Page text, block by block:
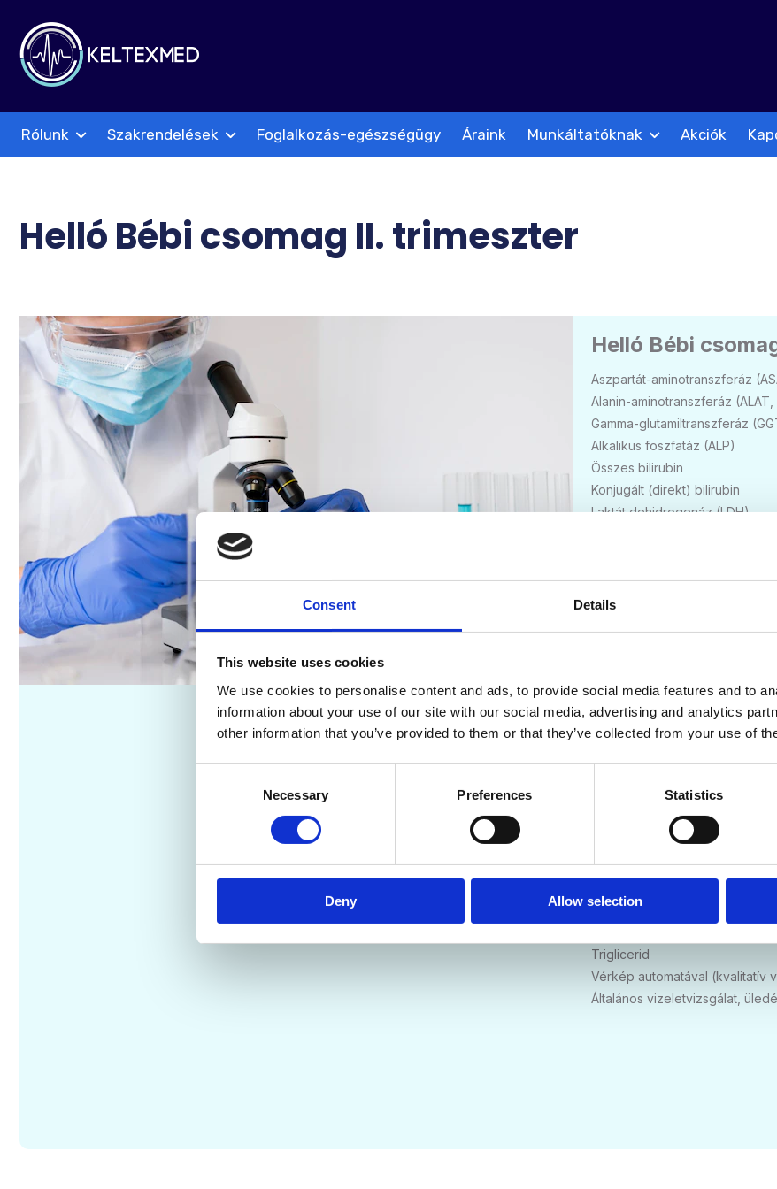
Consent Details
This website uses cookies
We use cookies to personalise content and ads, to provide social media features and to
information about your use of our site with our social media, advertising and analytics
other information that you’ve provided to them or that they’ve collected from your use of
Necessary Preferences Statistics
Deny Allow selection
Rólunk Szakrendelések Foglalkozás-egészségügy Áraink Munkáltatóknak Akciók
Helló Bébi csomag II. trimeszter
Helló Bébi
Aszpartát-aminotranszferáz
Alanin-aminotranszferáz (ALAT,
Gamma-glutamiltranszferáz
Alkalikus foszfatáz (ALP)
Összes bilirubin
Konjugált (direkt) bilirubin
Laktát dehidrogenáz (LDH)
Húgysav
Glükóz (vércukor)
Kalcium (Ca)
Foszfát (P)
Magnézium (Mg)
C reaktív protein (CRP)
LDL koleszterin
Triglicerid
Vérkép automatával (kvalitatív
Általános vizeletvizsgálat,